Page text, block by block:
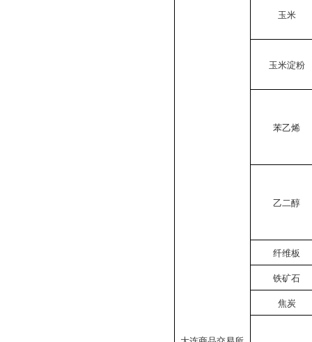
玉米
玉米淀粉
苯乙烯
乙二醇
纤维板
铁矿石
焦炭